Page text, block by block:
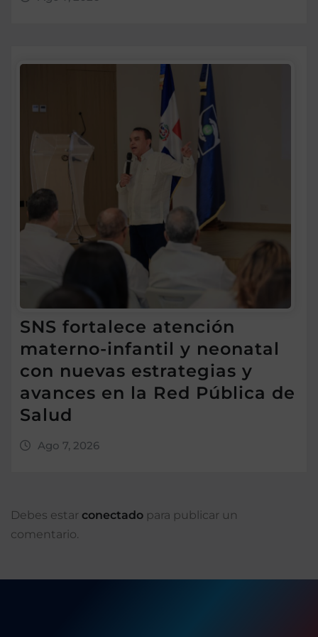
SNS fortalece atención
materno-infantil y neonatal
con nuevas estrategias y
avances en la Red Pública de
Salud
Ago 7, 2026
Debes estar conectado para publicar un
comentario.